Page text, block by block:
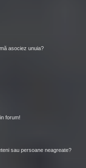
asociez unuia?
forum!
sau persoane neagreate?